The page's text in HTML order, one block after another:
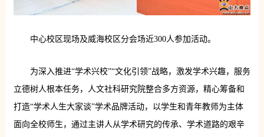
中心校区现场及威海校区分会场近300人参加活动。
为深入推进“学术兴校”“文化引领”战略，激发学术兴趣，服务
立德树人根本任务，人文社科研究院整合多方资源，精心筹备和
打造“学术人生大家谈”学术品牌活动，以学生和青年教师为主体
面向全校师生，通过主讲人从学术研究的传承、学术道路的艰辛